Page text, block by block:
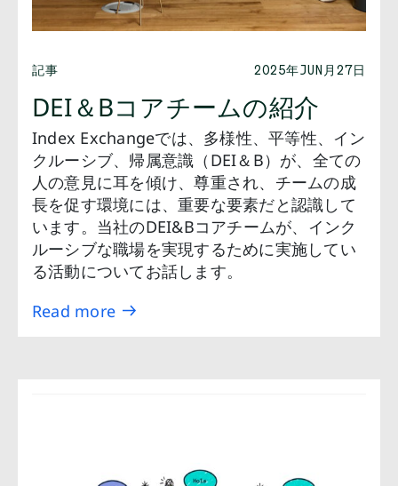
記事 2025年JUN月27日
DEI＆Bコアチームの紹介
Index Exchangeでは、多様性、平等性、イン
クルーシブ、帰属意識（DEI＆B）が、全ての
人の意見に耳を傾け、尊重され、チームの成
長を促す環境には、重要な要素だと認識して
います。当社のDEI&Bコアチームが、インク
ルーシブな職場を実現するために実施してい
る活動についてお話します。
Read more